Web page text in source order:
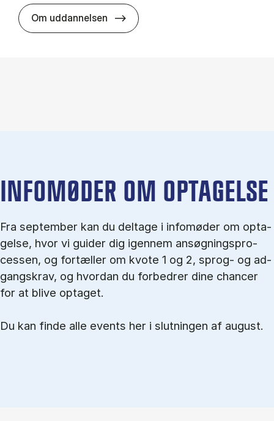
Om uddannelsen HA(psyk.) - erhvervs­økonomi og
IN­FO­MØ­DER OM OP­TA­GEL­SE
Fra september kan du del­tage i in­fo­mø­der om op­ta­
gel­se, hvor vi gu­i­der dig igen­nem an­søg­nings­pro­
ces­sen, og for­tæl­ler om kvo­te 1 og 2, sprog- og ad­
gangs­krav, og hvordan du forbedrer dine chancer
for at blive optaget.
Du kan finde alle events her i slutningen af august.